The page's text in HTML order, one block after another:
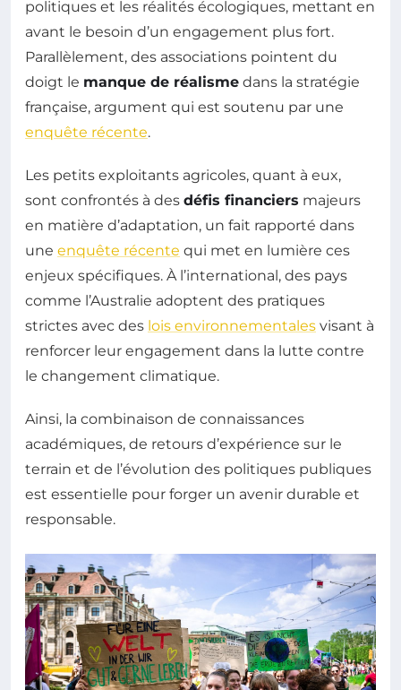
politiques et les réalités écologiques, mettant en
avant le besoin d’un engagement plus fort.
Parallèlement, des associations pointent du
doigt le manque de réalisme dans la stratégie
française, argument qui est soutenu par une
enquête récente.
Les petits exploitants agricoles, quant à eux,
sont confrontés à des défis financiers majeurs
en matière d’adaptation, un fait rapporté dans
une enquête récente qui met en lumière ces
enjeux spécifiques. À l’international, des pays
comme l’Australie adoptent des pratiques
strictes avec des lois environnementales visant à
renforcer leur engagement dans la lutte contre
le changement climatique.
Ainsi, la combinaison de connaissances
académiques, de retours d’expérience sur le
terrain et de l’évolution des politiques publiques
est essentielle pour forger un avenir durable et
responsable.